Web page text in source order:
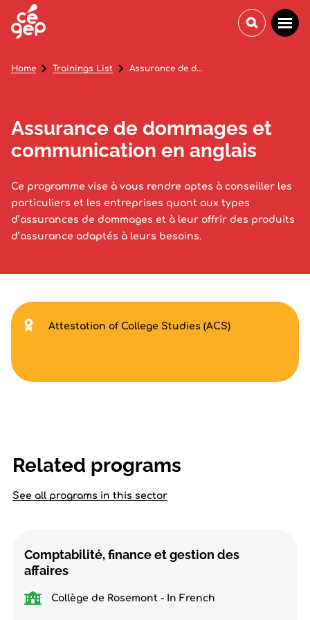
Assurance de dommages et
communication en anglais
Ce programme vise à vous rendre aptes à conseiller les
particuliers et les entreprises quant aux types
d’assurances de dommages et à leur offrir des produits
d’assurance adaptés à leurs besoins.
Home Trainings List Assurance de dommages et communication en anglais
Attestation of College Studies (ACS)
Related programs
See all programs in this sector
Comptabilité, finance et gestion des
affaires
Collège de Rosemont - In French